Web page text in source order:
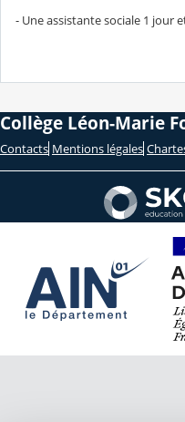
- Une assistante sociale 1 jour
Collège Léon-Marie
Contacts Mentions légales